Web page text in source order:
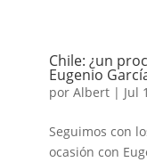
Chile: ¿un
Eugenio
por Albert| Jul
Seguimos con
ocasión con